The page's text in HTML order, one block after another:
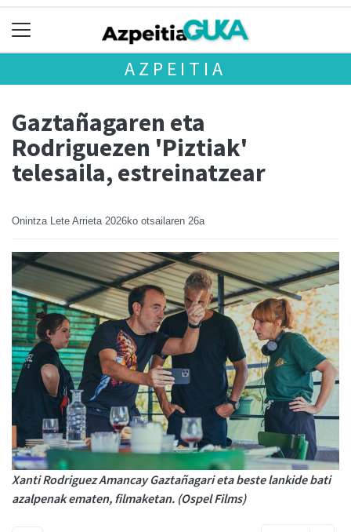
AZPEITIA
Gaztañagaren eta
Rodriguezen 'Piztiak'
telesaila, estreinatzear
Onintza Lete Arrieta 2026ko otsailaren 26a
Xanti Rodriguez Amancay Gaztañagari eta beste lankide bati
azalpenak ematen, filmaketan. (Ospel Films)